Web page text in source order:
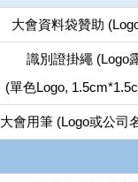
大會資料袋贊助
識別證掛繩 (Logo
(單色Logo,
大會用筆 (Logo或公司